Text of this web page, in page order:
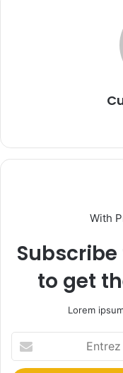
With
to get
Lorem